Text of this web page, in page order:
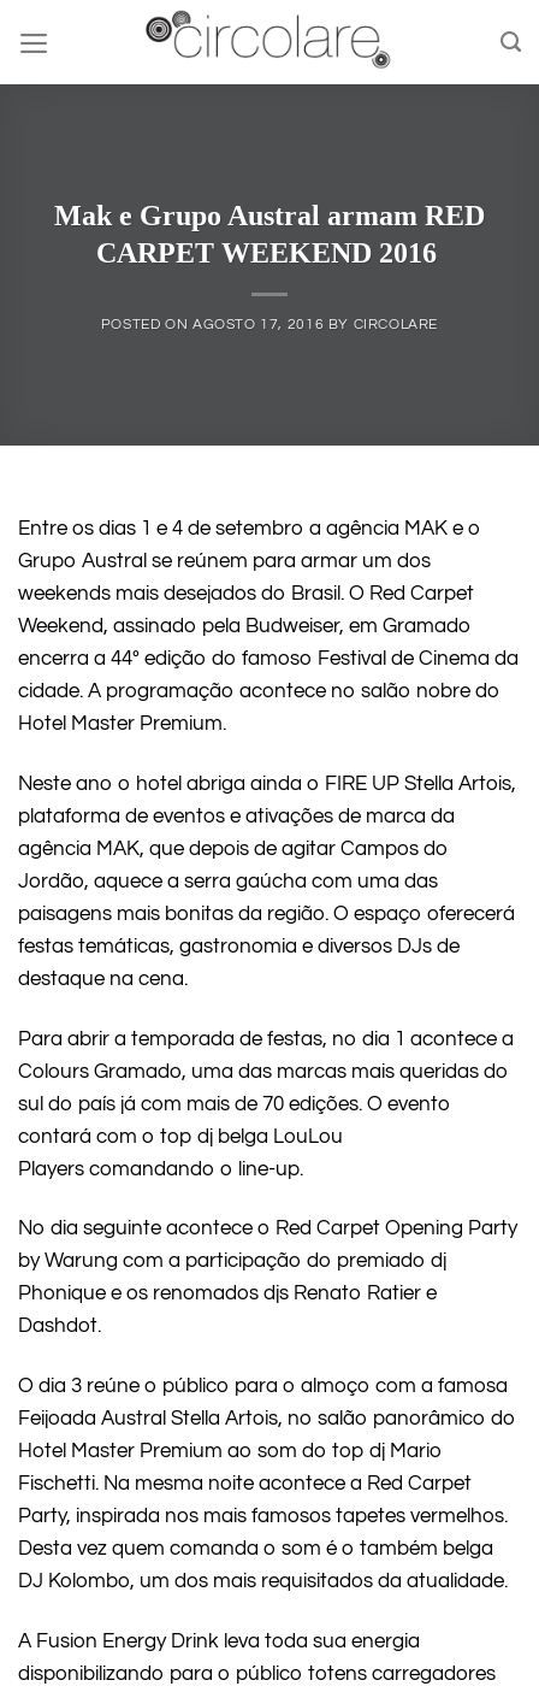
content
Mak e Grupo Austral armam RED
CARPET WEEKEND 2016
POSTED ON AGOSTO 17, 2016 BY CIRCOLARE
Entre os dias 1 e 4 de setembro a agência MAK e o
Grupo Austral se reúnem para armar um dos
weekends mais desejados do Brasil. O Red Carpet
Weekend, assinado pela Budweiser, em Gramado
encerra a 44º edição do famoso Festival de Cinema da
cidade. A programação acontece no salão nobre do
Hotel Master Premium.
Neste ano o hotel abriga ainda o FIRE UP Stella Artois,
plataforma de eventos e ativações de marca da
agência MAK, que depois de agitar Campos do
Jordão, aquece a serra gaúcha com uma das
paisagens mais bonitas da região. O espaço oferecerá
festas temáticas, gastronomia e diversos DJs de
destaque na cena.
Para abrir a temporada de festas, no dia 1 acontece a
Colours Gramado, uma das marcas mais queridas do
sul do país já com mais de 70 edições. O evento
contará com o top dj belga LouLou
Players comandando o line-up.
No dia seguinte acontece o Red Carpet Opening Party
by Warung com a participação do premiado dj
Phonique e os renomados djs Renato Ratier e
Dashdot.
O dia 3 reúne o público para o almoço com a famosa
Feijoada Austral Stella Artois, no salão panorâmico do
Hotel Master Premium ao som do top dj Mario
Fischetti. Na mesma noite acontece a Red Carpet
Party, inspirada nos mais famosos tapetes vermelhos.
Desta vez quem comanda o som é o também belga
DJ Kolombo, um dos mais requisitados da atualidade.
A Fusion Energy Drink leva toda sua energia
disponibilizando para o público totens carregadores